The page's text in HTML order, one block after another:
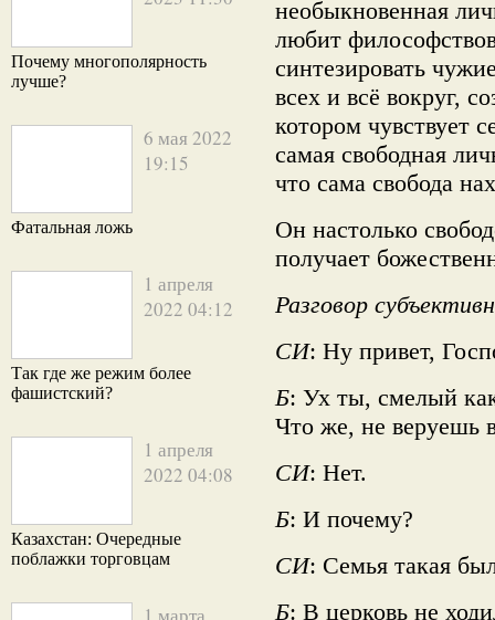
Почему многополярность
лучше?
6 мая 2022
19:15
Фатальная ложь
1 апреля
2022 04:12
Так где же режим более
фашистский?
1 апреля
2022 04:08
Казахстан: Очередные
поблажки торговцам
необыкновенная
любит
синтезировать
всех и всё вокруг,
котором чувствует
самая свободная
что сама свобода
Он настолько
получает
Разговор
СИ: Ну привет,
Б: Ух ты, смелый
Что же, не веруешь
СИ: Нет.
Б: И почему?
СИ: Семья такая
Б: В церковь не